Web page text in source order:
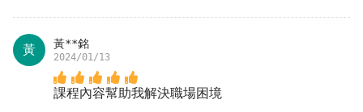
黃 黃**銘
2024/01/13
課程內容幫助我解決職場困境